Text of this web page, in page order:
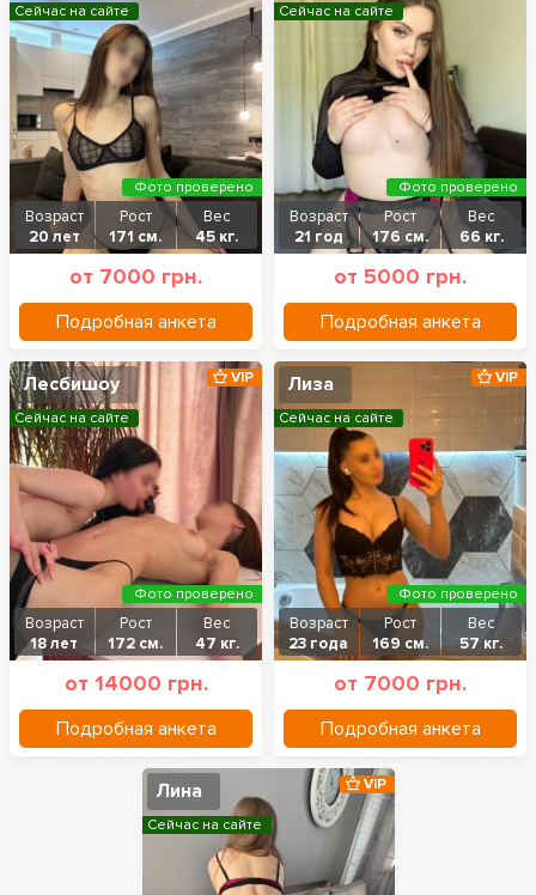
Возраст
20 лет
Рост
171 см.
Вес
45 кг.
от 7000 грн.
Подробная анкета
Сейчас на сайте
Фото проверено
Возраст
21 год
Рост
176 см.
Вес
66 кг.
от 5000 грн.
Подробная анкета
Сейчас на сайте
Фото проверено
Лесбишоу
Возраст
18 лет
Рост
172 см.
Вес
47 кг.
от 14000 грн.
Подробная анкета
VIP
Сейчас на сайте
Фото проверено
Лиза
Возраст
23 года
Рост
169 см.
Вес
57 кг.
от 7000 грн.
Подробная анкета
VIP
Сейчас на сайте
Фото проверено
Лина VIP
Сейчас на сайте